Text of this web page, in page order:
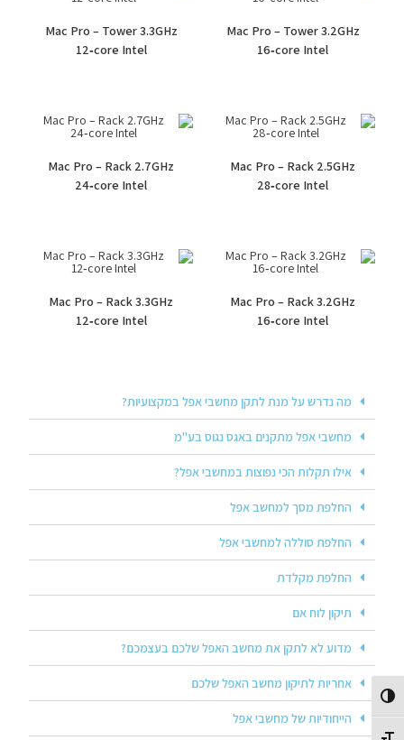
Toggle High Contrast
Mac Pro – Tower 3.2GHz
16‑core Intel
Mac Pro – Tower 3.3GHz
12‑core Intel
Mac Pro – Rack 2.5GHz
28‑core Intel
Mac Pro – Rack 2.7GHz
24‑core Intel
Mac Pro – Rack 3.2GHz
16‑core Intel
Mac Pro – Rack 3.3GHz
12‑core Intel
מה נדרש על מנת לתקן מחשבי אפל במקצועיות?
מחשבי אפל מתקנים באגס נגוס בע"מ
אילו תקלות הכי נפוצות במחשבי אפל?
החלפת מסך למחשב אפל
החלפת סוללה למחשבי אפל
החלפת מקלדת
תיקון לוח אם
מדוע לא לתקן את מחשב האפל שלכם בעצמכם?
אחריות לתיקון מחשב האפל שלכם
הייחודיות של מחשבי אפל